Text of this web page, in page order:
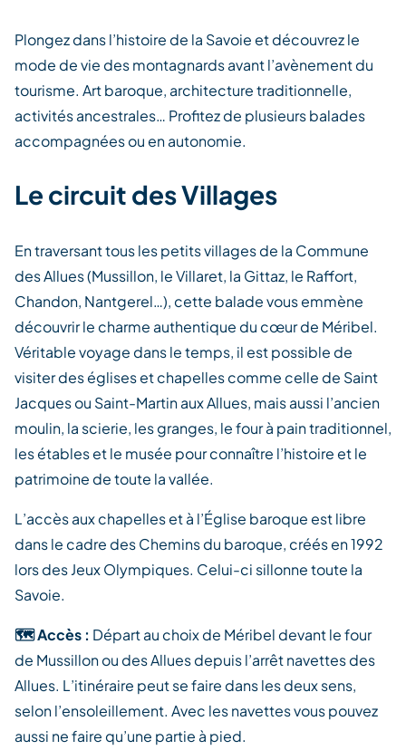
Plongez dans l’histoire de la Savoie et découvrez le
mode de vie des montagnards avant l’avènement du
tourisme. Art baroque, architecture traditionnelle,
activités ancestrales… Profitez de plusieurs balades
accompagnées ou en autonomie.
Le circuit des Villages
En traversant tous les petits villages de la Commune
des Allues (Mussillon, le Villaret, la Gittaz, le Raffort,
Chandon, Nantgerel…), cette balade vous emmène
découvrir le charme authentique du cœur de Méribel.
Véritable voyage dans le temps, il est possible de
visiter des églises et chapelles comme celle de Saint
Jacques ou Saint-Martin aux Allues, mais aussi l’ancien
moulin, la scierie, les granges, le four à pain traditionnel,
les étables et le musée pour connaître l’histoire et le
patrimoine de toute la vallée.
L’accès aux chapelles et à l’Église baroque est libre
dans le cadre des Chemins du baroque, créés en 1992
lors des Jeux Olympiques. Celui-ci sillonne toute la
Savoie.
🗺️ Accès : Départ au choix de Méribel devant le four
de Mussillon ou des Allues depuis l’arrêt navettes des
Allues. L’itinéraire peut se faire dans les deux sens,
selon l’ensoleillement. Avec les navettes vous pouvez
aussi ne faire qu’une partie à pied.